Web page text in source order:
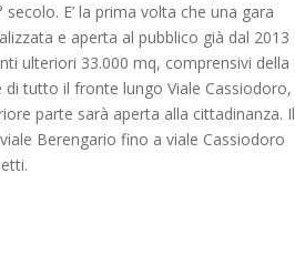
E’ la prima volta che una gara
e aperta al pubblico già dal 2013
ulteriori 33.000 mq, comprensivi della
tutto il fronte lungo Viale Cassiodoro,
parte sarà aperta alla cittadinanza. Il
Berengario fino a viale Cassiodoro